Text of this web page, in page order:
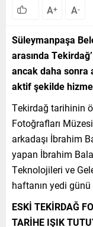
A+ A-
Süleymanpaşa
arasında
ancak daha sonra
aktif şekilde
Tekirdağ tarihinin
Fotoğrafları
arkadaşı İbrahim
yapan İbrahim
Teknolojileri ve
haftanın yedi
ESKİ TEKİRDAĞ
TARİHE IŞIK